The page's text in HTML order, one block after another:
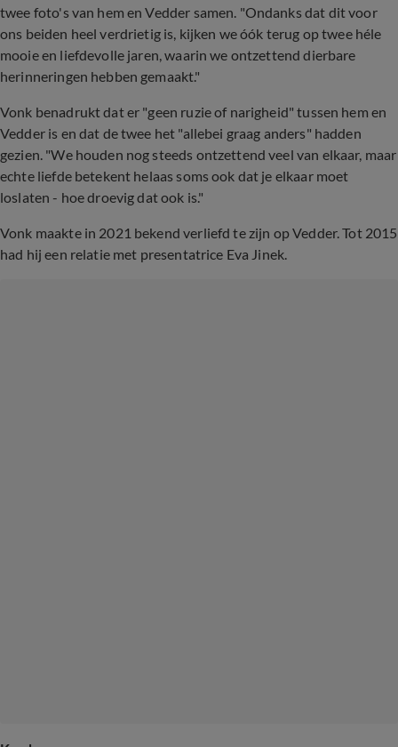
twee foto's van hem en Vedder samen. "Ondanks dat dit voor
ons beiden heel verdrietig is, kijken we óók terug op twee héle
mooie en liefdevolle jaren, waarin we ontzettend dierbare
herinneringen hebben gemaakt."
Vonk benadrukt dat er "geen ruzie of narigheid" tussen hem en
Vedder is en dat de twee het "allebei graag anders" hadden
gezien. "We houden nog steeds ontzettend veel van elkaar, maar
echte liefde betekent helaas soms ook dat je elkaar moet
loslaten - hoe droevig dat ook is."
Vonk maakte in 2021 bekend verliefd te zijn op Vedder. Tot 2015
had hij een relatie met presentatrice Eva Jinek.